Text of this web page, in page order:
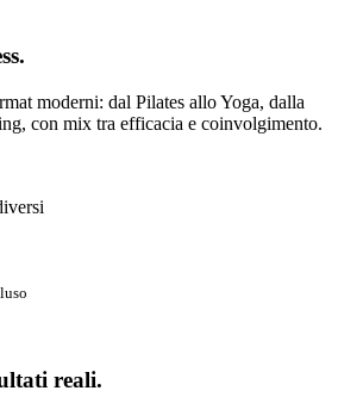
moderni: dal Pilates allo Yoga, dalla
con mix tra efficacia e coinvolgimento.
reali.